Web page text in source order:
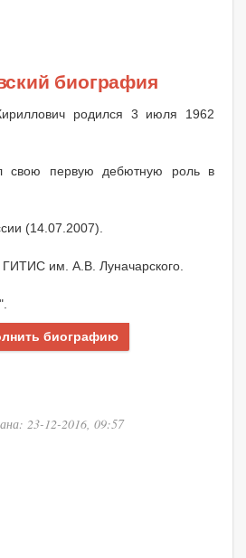
биография
родился 3 июля 1962
свою первую дебютную роль в
(14.07.2007).
ГИТИС им. А.В. Луначарского.
биографию
23-12-2016, 09:57